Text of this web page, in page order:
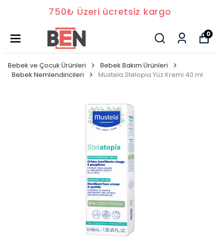
750₺ Üzeri ücretsiz kargo
0
Bebek ve Çocuk Ürünleri
Bebek Bakım Ürünleri
Bebek Nemlendiricileri
Mustela Stelopia Yüz Kremi 40 ml